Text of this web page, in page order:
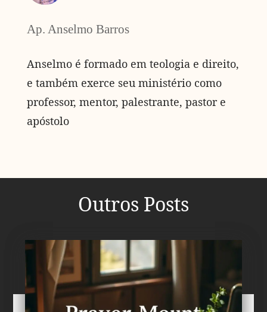
Ap. Anselmo Barros
Anselmo é formado em teologia e direito,
e também exerce seu ministério como
professor, mentor, palestrante, pastor e
apóstolo
Outros Posts